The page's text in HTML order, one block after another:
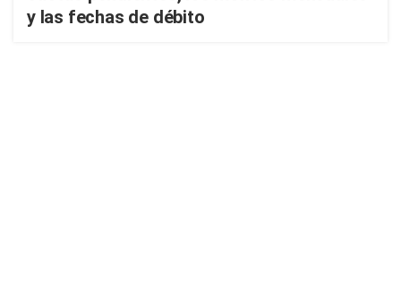
y las fechas de débito